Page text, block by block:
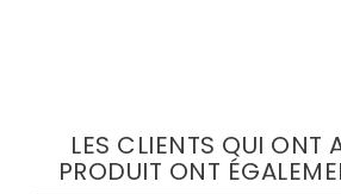
LES CLIENTS QUI ONT
PRODUIT ONT